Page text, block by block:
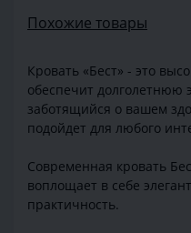
Похожие товары
Кровать «Бест» - это
обеспечит долголетнюю
заботящийся о вашем
подойдет для любого
Современная кровать
воплощает в себе
практичность.